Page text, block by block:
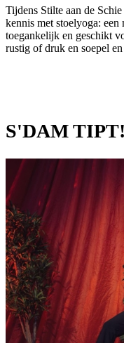
Tijdens Stilte aan de
kennis met stoelyoga:
toegankelijk en geschikt
rustig of druk en soepel
S'DAM TIPT!